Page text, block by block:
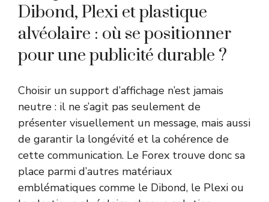
Dibond, Plexi et plastique
alvéolaire : où se positionner
pour une publicité durable ?
Choisir un support d’affichage n’est jamais
neutre : il ne s’agit pas seulement de
présenter visuellement un message, mais aussi
de garantir la longévité et la cohérence de
cette communication. Le Forex trouve donc sa
place parmi d’autres matériaux
emblématiques comme le Dibond, le Plexi ou